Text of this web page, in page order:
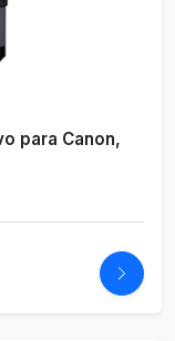
para Canon,